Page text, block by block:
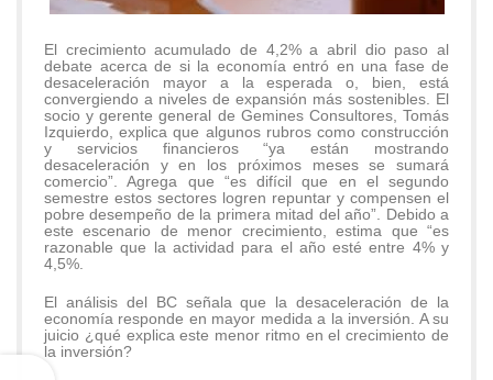
El crecimiento acumulado de 4,2% a abril dio paso al
debate acerca de si la economía entró en una fase de
desaceleración mayor a la esperada o, bien, está
convergiendo a niveles de expansión más sostenibles. El
socio y gerente general de Gemines Consultores, Tomás
Izquierdo, explica que algunos rubros como construcción
y servicios financieros “ya están mostrando
desaceleración y en los próximos meses se sumará
comercio”. Agrega que “es difícil que en el segundo
semestre estos sectores logren repuntar y compensen el
pobre desempeño de la primera mitad del año”. Debido a
este escenario de menor crecimiento, estima que “es
razonable que la actividad para el año esté entre 4% y
4,5%.
El análisis del BC señala que la desaceleración de la
economía responde en mayor medida a la inversión. A su
juicio ¿qué explica este menor ritmo en el crecimiento de
la inversión?